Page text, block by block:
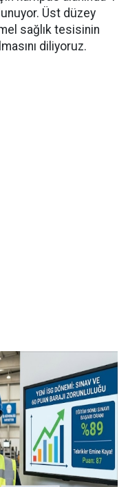
Üst düzey
sağlık tesisinin
diliyoruz.